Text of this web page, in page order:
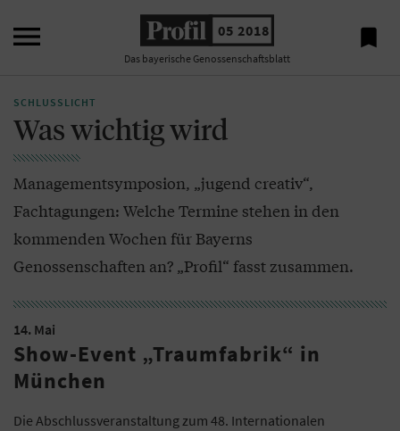
 05 2018
Das bayerische Genossenschaftsblatt

SCHLUSSLICHT
Was wichtig wird
Managementsymposion, „jugend creativ“,
Fachtagungen: Welche Termine stehen in den
kommenden Wochen für Bayerns
Genossenschaften an? „Profil“ fasst zusammen.
14. Mai
Show-Event „Traumfabrik“ in
München
Die Abschlussveranstaltung zum 48. Internationalen